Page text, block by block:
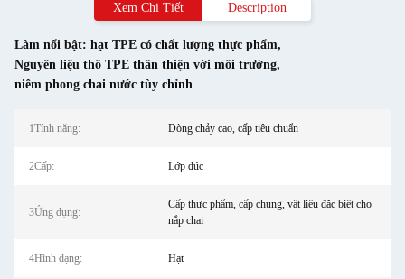
Xem Chi Tiết Description
Làm nổi bật: hạt TPE có chất lượng thực phẩm,
Nguyên liệu thô TPE thân thiện với môi trường,
niêm phong chai nước tùy chỉnh
1Tính năng: Dòng chảy cao, cấp tiêu chuẩn
2Cấp: Lớp đúc
3Ứng dụng:
Cấp thực phẩm, cấp chung, vật liệu đặc biệt cho
nắp chai
4Hình dạng: Hạt